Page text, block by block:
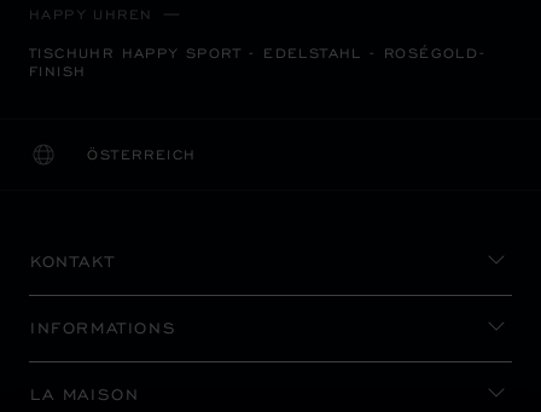
HAPPY UHREN
TISCHUHR HAPPY SPORT - EDELSTAHL - ROSÉGOLD-
FINISH
ÖSTERREICH
LOKALISIERUNG (LAND ÄNDERN)
LAND ÄNDERN
KONTAKT
INFORMATIONS
LA MAISON